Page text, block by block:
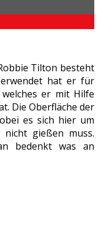
Tilton besteht
hat er für
er mit Hilfe
Die Oberfläche der
es sich hier um
nicht gießen muss.
bedenkt was an